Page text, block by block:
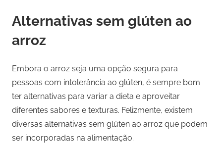
Alternativas sem glúten ao
arroz
Embora o arroz seja uma opção segura para
pessoas com intolerância ao glúten, é sempre bom
ter alternativas para variar a dieta e aproveitar
diferentes sabores e texturas. Felizmente, existem
diversas alternativas sem glúten ao arroz que podem
ser incorporadas na alimentação.